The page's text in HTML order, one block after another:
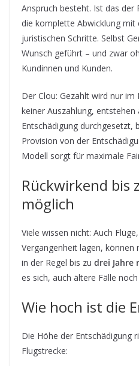
Anspruch besteht. Ist das
die komplette Abwicklung mit
juristischen Schritte. Selbst
Wunsch geführt – und zwar
Kundinnen und Kunden.
Der Clou: Gezahlt wird nur
keiner Auszahlung,
Entschädigung durchgesetzt,
Provision von der
Modell sorgt für maximale
Rückwirkend bis
möglich
Viele wissen nicht: Auch
Vergangenheit lagen,
in der Regel bis zu drei Jahre
es sich, auch ältere Fälle
Wie hoch ist die
Die Höhe der Entschädigung
Flugstrecke: